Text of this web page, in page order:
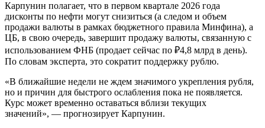
Карпунин полагает, что в первом квартале 2026 года
дисконты по нефти могут снизиться (а следом и объем
продажи валюты в рамках бюджетного правила Минфина), а
ЦБ, в свою очередь, завершит продажу валюты, связанную с
использованием ФНБ (продает сейчас по ₽4,8 млрд в день).
По словам эксперта, это сократит поддержку рублю.
«В ближайшие недели не ждем значимого укрепления рубля,
но и причин для быстрого ослабления пока не появляется.
Курс может временно оставаться вблизи текущих
значений», — прогнозирует Карпунин.